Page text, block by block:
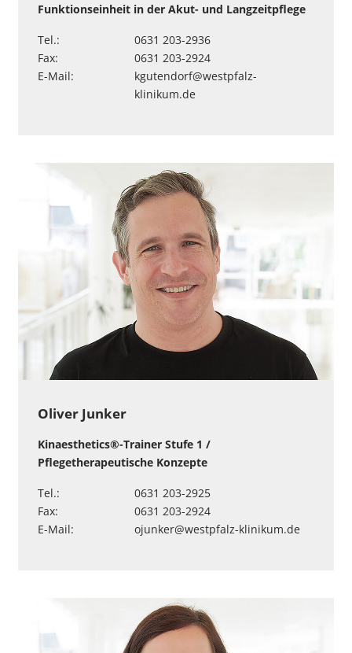
Funktionseinheit in der Akut- und Langzeitpflege
Tel.:
0631 203-2936
Fax:
0631 203-2924
E-Mail:
kgutendorf@westpfalz-
klinikum.de
Oliver Junker
Kinaesthetics®-Trainer Stufe 1 /
Pflegetherapeutische Konzepte
Tel.:
0631 203-2925
Fax:
0631 203-2924
E-Mail:
ojunker@westpfalz-klinikum.de